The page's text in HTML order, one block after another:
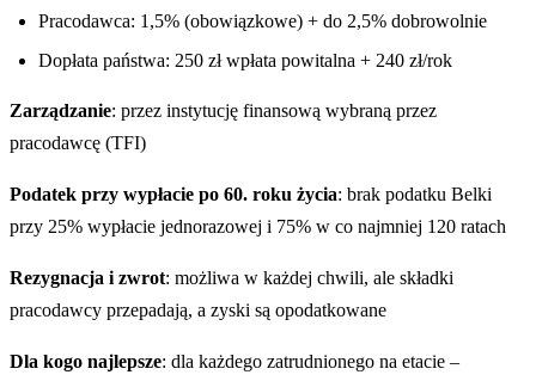
Pracodawca: 1,5% (obowiązkowe) + do 2,5% dobrowolnie
Dopłata państwa: 250 zł wpłata powitalna + 240 zł/rok
Zarządzanie: przez instytucję finansową wybraną przez
pracodawcę (TFI)
Podatek przy wypłacie po 60. roku życia: brak podatku Belki
przy 25% wypłacie jednorazowej i 75% w co najmniej 120 ratach
Rezygnacja i zwrot: możliwa w każdej chwili, ale składki
pracodawcy przepadają, a zyski są opodatkowane
Dla kogo najlepsze: dla każdego zatrudnionego na etacie –